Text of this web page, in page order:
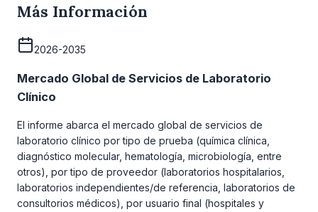
Más Información
2026-2035
Mercado Global de Servicios de Laboratorio
Clínico
El informe abarca el mercado global de servicios de
laboratorio clínico por tipo de prueba (química clínica,
diagnóstico molecular, hematología, microbiología, entre
otros), por tipo de proveedor (laboratorios hospitalarios,
laboratorios independientes/de referencia, laboratorios de
consultorios médicos), por usuario final (hospitales y